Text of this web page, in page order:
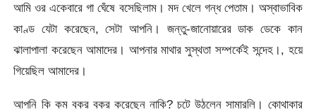
আমি ওর একেবারে গা ঘেঁষে বসেছিলাম। মদ খেলে গন্ধ পেতাম। অস্বাভাবিক
কাণ্ড যেটা করেছেন, সেটা আপনি। জন্তু-জানোয়ারের ডাক ডেকে কান
ঝালাপালা করেছেন আমাদের। আপনার মাথার সুস্থতা সম্পর্কেই সন্দেহ।, হয়ে
গিয়েছিল আমাদের।
আপনি কি কম বকর বকর করেছেন নাকি? চটে উঠলেন সামারলি। কোথাকার